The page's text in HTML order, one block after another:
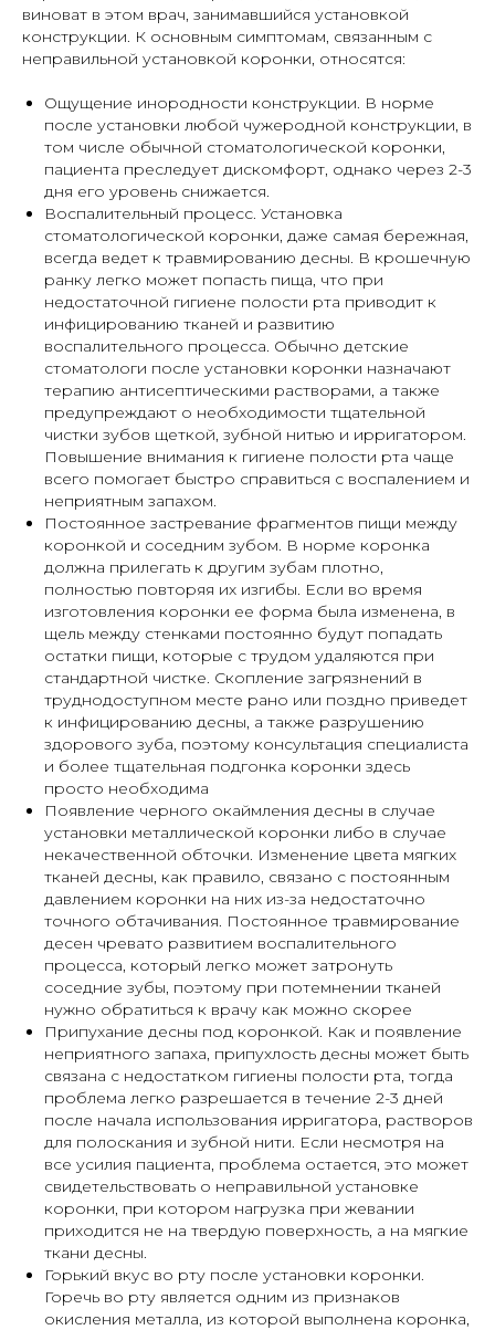
виноват в этом врач, занимавшийся установкой
конструкции. К основным симптомам, связанным с
неправильной установкой коронки, относятся:
Ощущение инородности конструкции. В норме
после установки любой чужеродной конструкции, в
том числе обычной стоматологической коронки,
пациента преследует дискомфорт, однако через 2-3
дня его уровень снижается.
Воспалительный процесс. Установка
стоматологической коронки, даже самая бережная,
всегда ведет к травмированию десны. В крошечную
ранку легко может попасть пища, что при
недостаточной гигиене полости рта приводит к
инфицированию тканей и развитию
воспалительного процесса. Обычно детские
стоматологи после установки коронки назначают
терапию антисептическими растворами, а также
предупреждают о необходимости тщательной
чистки зубов щеткой, зубной нитью и ирригатором.
Повышение внимания к гигиене полости рта чаще
всего помогает быстро справиться с воспалением и
неприятным запахом.
Постоянное застревание фрагментов пищи между
коронкой и соседним зубом. В норме коронка
должна прилегать к другим зубам плотно,
полностью повторяя их изгибы. Если во время
изготовления коронки ее форма была изменена, в
щель между стенками постоянно будут попадать
остатки пищи, которые с трудом удаляются при
стандартной чистке. Скопление загрязнений в
труднодоступном месте рано или поздно приведет
к инфицированию десны, а также разрушению
здорового зуба, поэтому консультация специалиста
и более тщательная подгонка коронки здесь
просто необходима
Появление черного окаймления десны в случае
установки металлической коронки либо в случае
некачественной обточки. Изменение цвета мягких
тканей десны, как правило, связано с постоянным
давлением коронки на них из-за недостаточно
точного обтачивания. Постоянное травмирование
десен чревато развитием воспалительного
процесса, который легко может затронуть
соседние зубы, поэтому при потемнении тканей
нужно обратиться к врачу как можно скорее
Припухание десны под коронкой. Как и появление
неприятного запаха, припухлость десны может быть
связана с недостатком гигиены полости рта, тогда
проблема легко разрешается в течение 2-3 дней
после начала использования ирригатора, растворов
для полоскания и зубной нити. Если несмотря на
все усилия пациента, проблема остается, это может
свидетельствовать о неправильной установке
коронки, при котором нагрузка при жевании
приходится не на твердую поверхность, а на мягкие
ткани десны.
Горький вкус во рту после установки коронки.
Горечь во рту является одним из признаков
окисления металла, из которой выполнена коронка,